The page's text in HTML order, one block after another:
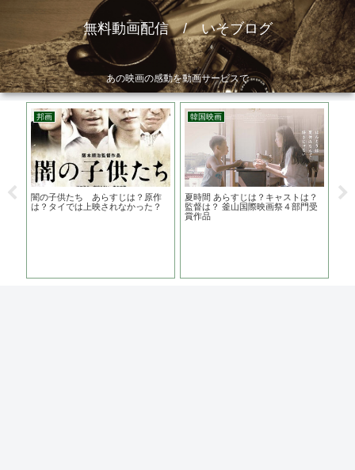
無料動画配信 / いそブログ
あの映画の感動を動画サービスで
邦画
闇の子供たち あらすじは？原作
は？タイでは上映されなかった？
韓国映画
夏時間 あらすじは？キャストは？
監督は？ 釜山国際映画祭４部門受
賞作品
宇